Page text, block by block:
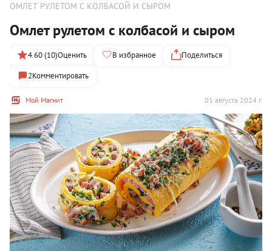
ОМЛЕТ РУЛЕТОМ С КОЛБАСОЙ И СЫРОМ
Омлет рулетом с колбасой и сыром
Мой Магнит 01 августа 2024 г.
4.60 (10)Оценить В избранное
Поделиться
2Комментировать